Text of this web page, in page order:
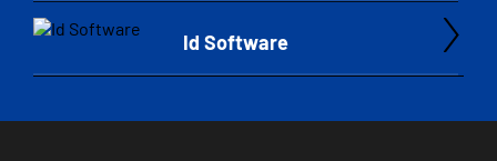
Id Software